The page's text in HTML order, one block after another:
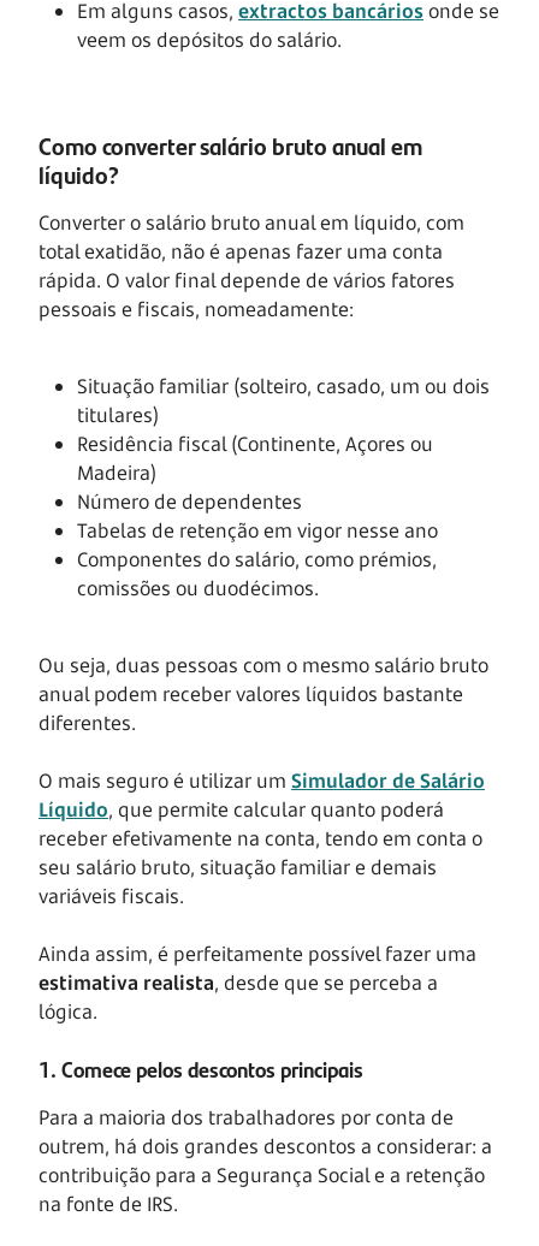
Em alguns casos, extractos bancáriosonde se
veem os depósitos do salário.
Como converter salário bruto anual em
líquido?
Converter o salário bruto anual em líquido, com
total exatidão, não é apenas fazer uma conta
rápida. O valor final depende de vários fatores
pessoais e fiscais, nomeadamente:
Situação familiar (solteiro, casado, um ou dois
titulares)
Residência fiscal (Continente, Açores ou
Madeira)
Número de dependentes
Tabelas de retenção em vigor nesse ano
Componentes do salário, como prémios,
comissões ou duodécimos.
Ou seja, duas pessoas com o mesmo salário bruto
anual podem receber valores líquidos bastante
diferentes.
O mais seguro é utilizar um Simulador de Salário
Líquido, que permite calcular quanto poderá
receber efetivamente na conta, tendo em conta o
seu salário bruto, situação familiar e demais
variáveis fiscais.
Ainda assim, é perfeitamente possível fazer uma
estimativa realista, desde que se perceba a
lógica.
1. Comece pelos descontos principais
Para a maioria dos trabalhadores por conta de
outrem, há dois grandes descontos a considerar: a
contribuição para a Segurança Social e a retenção
na fonte de IRS.